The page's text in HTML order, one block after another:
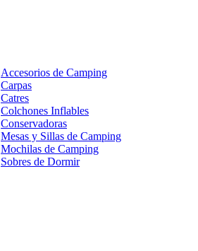
Accesorios de Camping
Carpas
Catres
Colchones Inflables
Conservadoras
Mesas y Sillas de Camping
Mochilas de Camping
Sobres de Dormir